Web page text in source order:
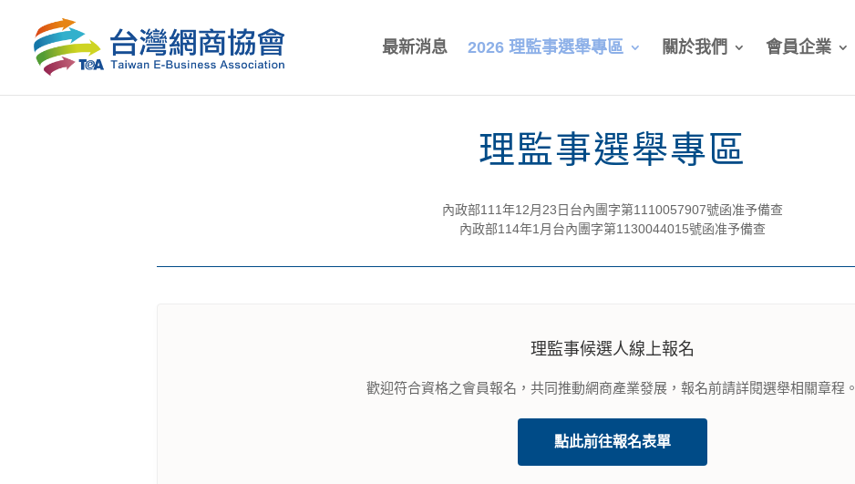
最新消息 2026 理監事選舉專區 關於我們 會員企業
理監事選舉專區
內政部111年12月23日台內團字第1110057907號函准予備查
內政部114年1月台內團字第1130044015號函准予備查
理監事候選人線上報名
歡迎符合資格之會員報名，共同推動網商產業發展，報名前請詳閱選舉相關章程。
點此前往報名表單